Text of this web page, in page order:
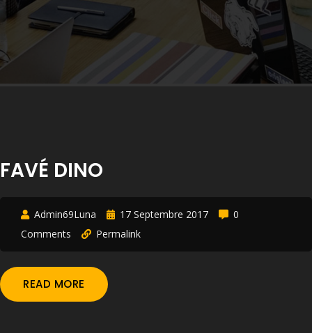
FAVÉ DINO
Admin69Luna 17 Septembre 2017
0
Comments
Permalink
READ MORE